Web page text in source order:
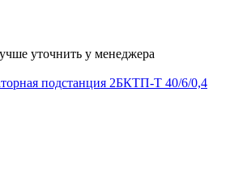
уточнить у менеджера